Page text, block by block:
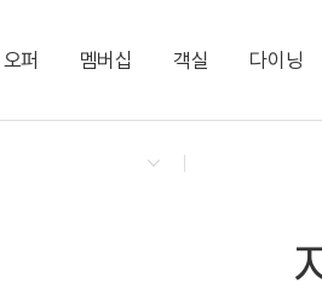
퍼
다이닝 & 이벤트
멤버십
켄싱턴 리워즈 NEW
객실
스탠다드 킹(설악산 비전망)
다이닝
9F 애비로드 라운지(런치/
윈저홀(웨딩)
스타 뮤지엄
느린 우체통